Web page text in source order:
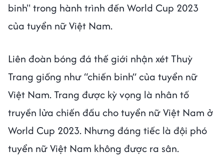
binh" trong hành trình đến World Cup 2023
của tuyển nữ Việt Nam.
Liên đoàn bóng đá thế giới nhận xét Thuỳ
Trang giống như “chiến binh” của tuyển nữ
Việt Nam. Trang được kỳ vọng là nhân tố
truyền lửa chiến đấu cho tuyển nữ Việt Nam ở
World Cup 2023. Nhưng đáng tiếc là đội phó
tuyển nữ Việt Nam không được ra sân.